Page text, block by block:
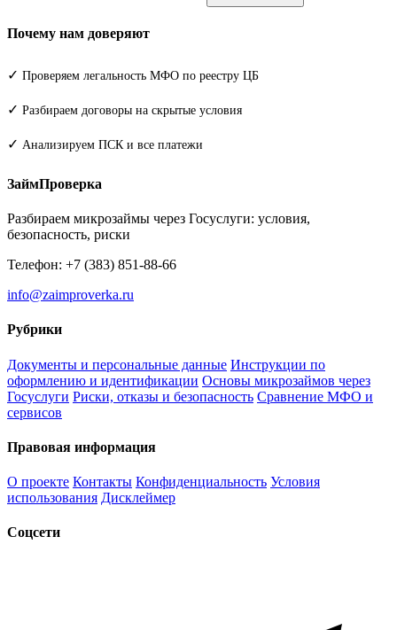
Почему нам доверяют
✓ Проверяем легальность МФО по реестру ЦБ
✓ Разбираем договоры на скрытые условия
✓ Анализируем ПСК и все платежи
ЗаймПроверка
Разбираем микрозаймы через Госуслуги: условия,
безопасность, риски
Телефон: +7 (383) 851-88-66
info@zaimproverka.ru
Рубрики
Документы и персональные данные Инструкции по
оформлению и идентификации Основы микрозаймов через
Госуслуги Риски, отказы и безопасность Сравнение МФО и
сервисов
Правовая информация
О проекте Контакты Конфиденциальность Условия
использования Дисклеймер
Соцсети